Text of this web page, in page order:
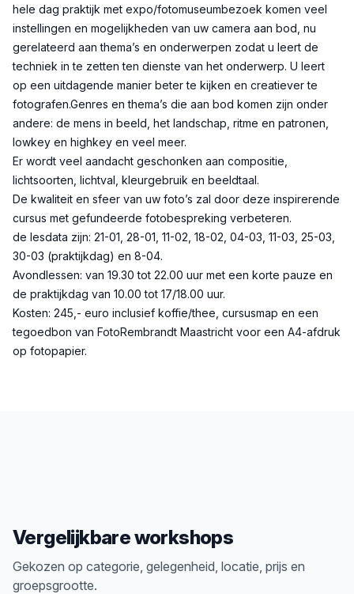
hele dag praktijk met expo/fotomuseumbezoek komen veel
instellingen en mogelijkheden van uw camera aan bod, nu
gerelateerd aan thema’s en onderwerpen zodat u leert de
techniek in te zetten ten dienste van het onderwerp. U leert
op een uitdagende manier beter te kijken en creatiever te
fotografen.Genres en thema’s die aan bod komen zijn onder
andere: de mens in beeld, het landschap, ritme en patronen,
lowkey en highkey en veel meer.
Er wordt veel aandacht geschonken aan compositie,
lichtsoorten, lichtval, kleurgebruik en beeldtaal.
De kwaliteit en sfeer van uw foto’s zal door deze inspirerende
cursus met gefundeerde fotobespreking verbeteren.
de lesdata zijn: 21-01, 28-01, 11-02, 18-02, 04-03, 11-03, 25-03,
30-03 (praktijkdag) en 8-04.
Avondlessen: van 19.30 tot 22.00 uur met een korte pauze en
de praktijkdag van 10.00 tot 17/18.00 uur.
Kosten: 245,- euro inclusief koffie/thee, cursusmap en een
tegoedbon van FotoRembrandt Maastricht voor een A4-afdruk
op fotopapier.
Vergelijkbare workshops
Gekozen op categorie, gelegenheid, locatie, prijs en
groepsgrootte.